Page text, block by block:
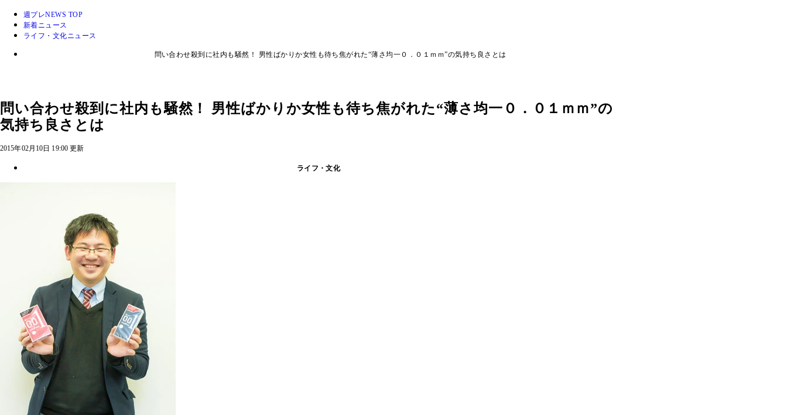
週プレNEWS TOP
新着ニュース
ライフ・文化ニュース
問い合わせ殺到に社内も騒然！ 男性ばかりか女性も待ち焦がれた“薄さ均一０．０１ｍｍ”の気持ち良さとは
問い合わせ殺到に社内も騒然！ 男性ばかりか女性も待ち焦がれた“薄さ均一０．０１ｍｍ”の
気持ち良さとは
2015年02月10日 19:00 更新
ライフ・文化